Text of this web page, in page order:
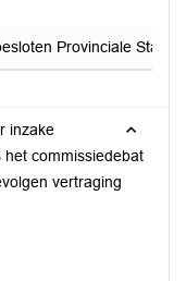
Provinciale
inzake
het commissiedebat
vertraging